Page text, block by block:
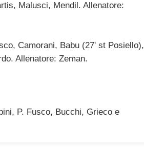
Malusci, Mendil. Allenatore:
Camorani, Babu (27' st Posiello),
Allenatore: Zeman.
P. Fusco, Bucchi, Grieco e